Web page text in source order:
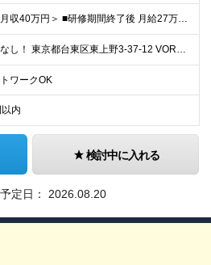
＜平均月収40万円＞ ■研修期間終了後 月給27万円～80万円＋賞与1回＋各種手当＋インセンティブ ※試用期間中は月給22万円～（スキル経験によって変動あり）となります。 その後は実力により給与が
★転勤なし！ 東京都台東区東上野3-37-12 VORT上野plus 7F ※その他、1都3県を中心としたプロジェクト先 ※(変更の範囲)上記を除く当社関連勤務地
ワークOK
内
検討中に入れる
定日： 2026.08.20